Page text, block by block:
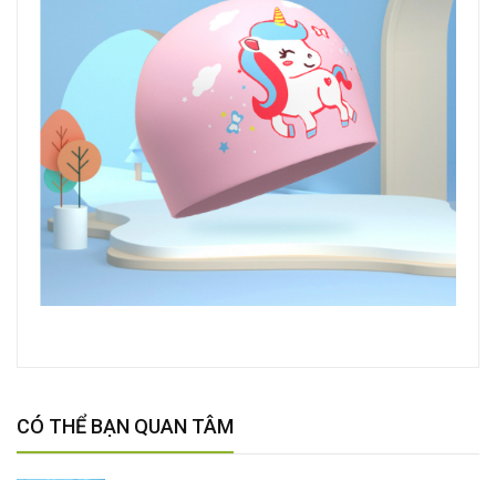
CÓ THỂ BẠN QUAN TÂM